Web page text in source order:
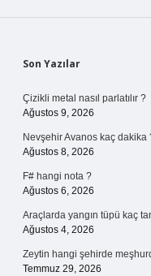
Sidebar
Son Yazılar
Çizikli metal nasıl parlatılır ?
Ağustos 9, 2026
Nevşehir Avanos kaç dakika
Ağustos 8, 2026
F# hangi nota ?
Ağustos 6, 2026
Araçlarda yangın tüpü kaç
Ağustos 4, 2026
Zeytin hangi şehirde
Temmuz 29, 2026